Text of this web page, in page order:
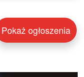
Pokaż ogłoszenia